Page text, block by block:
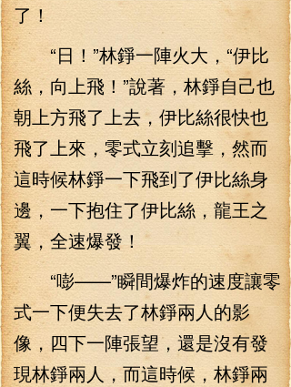
了！
“日！”林錚一陣火大，“伊比
絲，向上飛！”說著，林錚自己也
朝上方飛了上去，伊比絲很快也
飛了上來，零式立刻追擊，然而
這時候林錚一下飛到了伊比絲身
邊，一下抱住了伊比絲，龍王之
翼，全速爆發！
“嘭——”瞬間爆炸的速度讓零
式一下便失去了林錚兩人的影
像，四下一陣張望，還是沒有發
現林錚兩人，而這時候，林錚兩